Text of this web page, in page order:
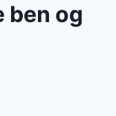
ben og